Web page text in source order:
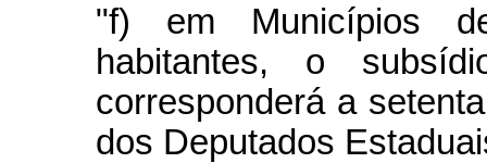
"f) em Municípios
habitantes, o
corresponderá a
dos Deputados